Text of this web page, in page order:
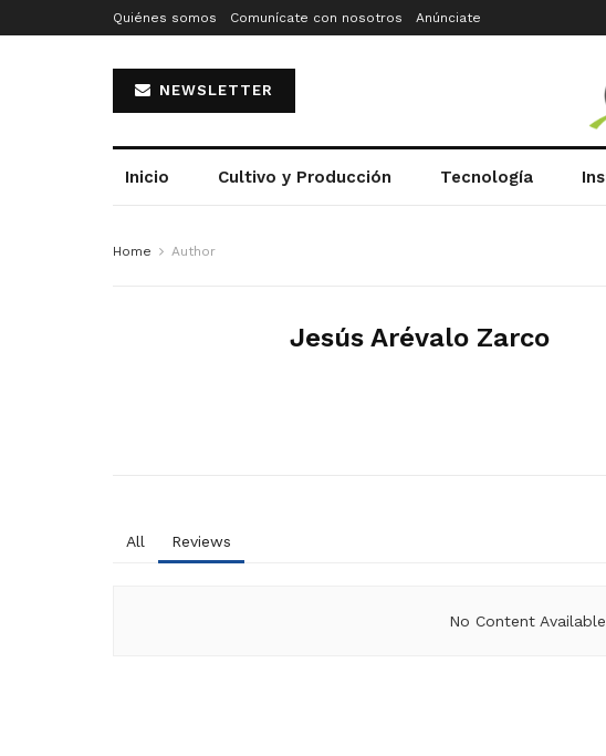
Quiénes somos Comunícate con nosotros Anúnciate
NEWSLETTER
Inicio Cultivo y Producción Tecnología
Home Author
Jesús Arévalo Zarco
All Reviews
No Content Available